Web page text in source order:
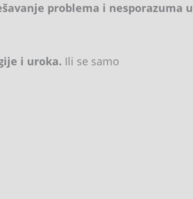
problema i nesporazuma u
i uroka. Ili se samo